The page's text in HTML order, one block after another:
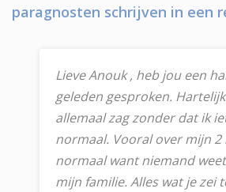
paragnosten schrijven in een
Lieve Anouk , heb jou een
geleden gesproken.
allemaal zag zonder dat ik
normaal. Vooral over mijn
normaal want niemand
mijn familie. Alles wat je zei